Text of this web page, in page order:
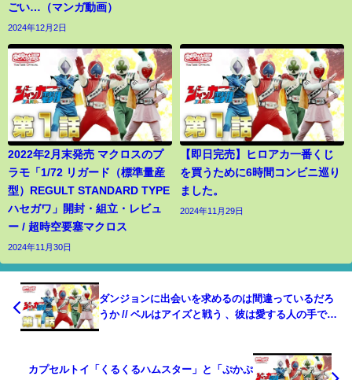
ごい…（マンガ動画）
2024年12月2日
2022年2月末発売 マクロスのプ
ラモ「1/72 リガード（標準量産
型）REGULT STANDARD TYPE
ハセガワ」開封・組立・レビュ
ー / 超時空要塞マクロス
2024年11月30日
【即日完売】ヒロアカ一番くじ
を買うために6時間コンビニ巡り
ました。
2024年11月29日
ダンジョンに出会いを求めるのは間違っているだろ
うか // ベルはアイズと戦う 、彼は愛する人の手で死
カプセルトイ「くるくるハムスター」と「ぷかぷ